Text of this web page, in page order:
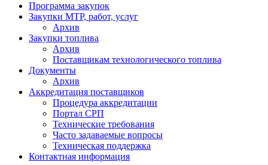
Программа закупок
Закупки МТР, работ, услуг
Архив
Закупки топлива
Архив
Поставщикам технологического топлива
Документы
Архив
Аккредитация поставщиков
Процедура аккредитации
Портал СРП
Технические требования
Часто задаваемые вопросы
Техническая поддержка
Контактная информация